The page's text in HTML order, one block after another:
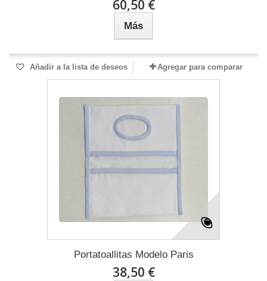
60,50 €
Más
Añadir a la lista de deseos Agregar para comparar
Portatoallitas Modelo Paris
38,50 €